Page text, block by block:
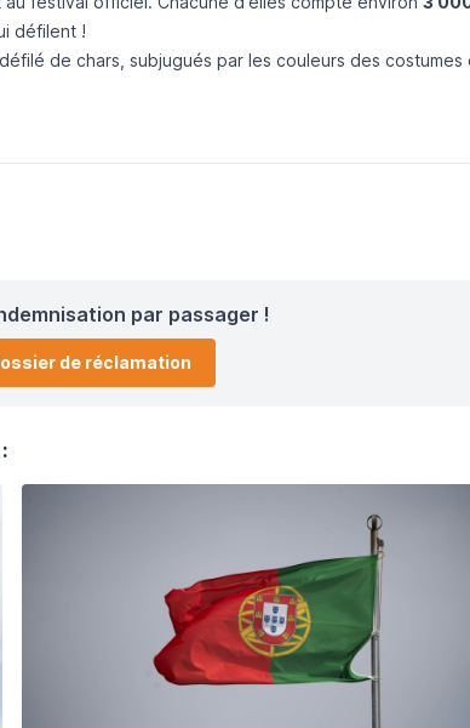
défilent !
de chars, subjugués par les couleurs des costumes
par passager !
de réclamation